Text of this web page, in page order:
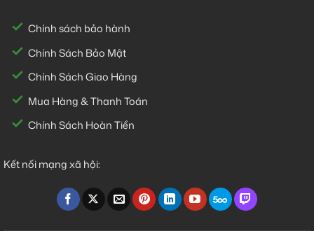
Chính sách bảo hành
Chính Sách Bảo Mật
Chính Sách Giao Hàng
Mua Hàng & Thanh Toán
Chính Sách Hoàn Tiền
Kết nối mạng xã hội: